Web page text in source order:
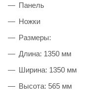
Панель
Ножки
Размеры:
Длина: 1350 мм
Ширина: 1350 мм
Высота: 565 мм